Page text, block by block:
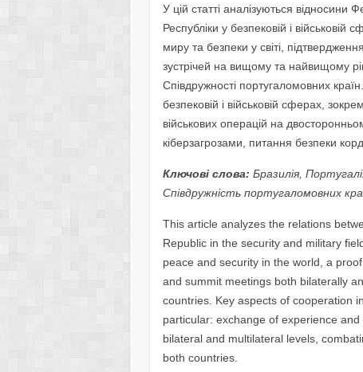
У цій статті аналізуються відносини
Республіки у безпековій і
миру та безпеки у світі,
зустрічей на вищому та найвищому
Співдружності португаломовних
безпековій і військовій сферах,
військових операцій на
кіберзагрозами, питання безпеки
Ключові слова:Бразилія,
Співдружність португаломовних
This article analyzes the relations
Republic in the security and military
peace and security in the world, a
and summit meetings both bilaterally
countries. Key aspects of cooperation
particular: exchange of experience
bilateral and multilateral levels,
both countries.